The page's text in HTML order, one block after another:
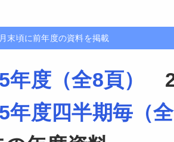
頃に前年度の資料を掲載
度（全8頁）
度四半期毎（